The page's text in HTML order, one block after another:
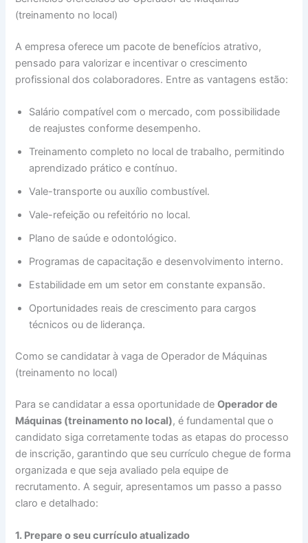
(treinamento no local)
A empresa oferece um pacote de benefícios atrativo,
pensado para valorizar e incentivar o crescimento
profissional dos colaboradores. Entre as vantagens estão:
Salário compatível com o mercado, com possibilidade
de reajustes conforme desempenho.
Treinamento completo no local de trabalho, permitindo
aprendizado prático e contínuo.
Vale-transporte ou auxílio combustível.
Vale-refeição ou refeitório no local.
Plano de saúde e odontológico.
Programas de capacitação e desenvolvimento interno.
Estabilidade em um setor em constante expansão.
Oportunidades reais de crescimento para cargos
técnicos ou de liderança.
Como se candidatar à vaga de Operador de Máquinas
(treinamento no local)
Para se candidatar a essa oportunidade deOperador de
Máquinas (treinamento no local), é fundamental que o
candidato siga corretamente todas as etapas do processo
de inscrição, garantindo que seu currículo chegue de forma
organizada e que seja avaliado pela equipe de
recrutamento. A seguir, apresentamos um passo a passo
claro e detalhado:
1. Prepare o seu currículo atualizado